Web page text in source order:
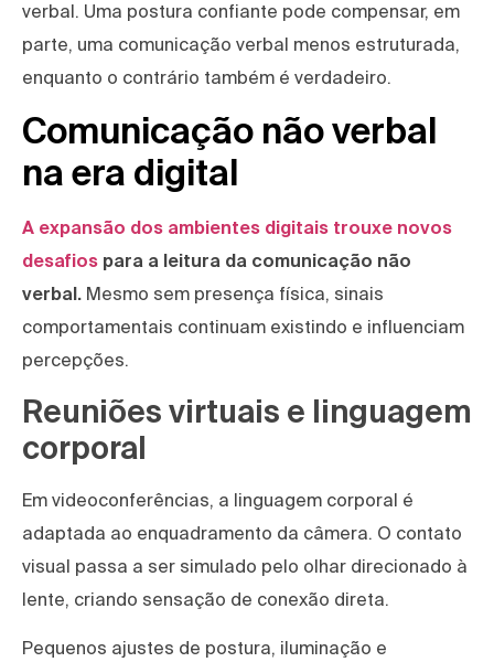
verbal. Uma postura confiante pode compensar, em
parte, uma comunicação verbal menos estruturada,
enquanto o contrário também é verdadeiro.
Comunicação não verbal
na era digital
A expansão dos ambientes digitais trouxe novos
desafios para a leitura da comunicação não
verbal. Mesmo sem presença física, sinais
comportamentais continuam existindo e influenciam
percepções.
Reuniões virtuais e linguagem
corporal
Em videoconferências, a linguagem corporal é
adaptada ao enquadramento da câmera. O contato
visual passa a ser simulado pelo olhar direcionado à
lente, criando sensação de conexão direta.
Pequenos ajustes de postura, iluminação e